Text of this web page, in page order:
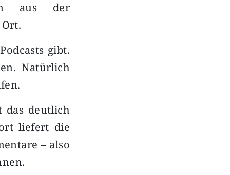
aus der
gibt.
Natürlich
das deutlich
liefert die
– also